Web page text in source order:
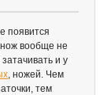
появится
нож вообще не
и у
, ножей. Чем
тем